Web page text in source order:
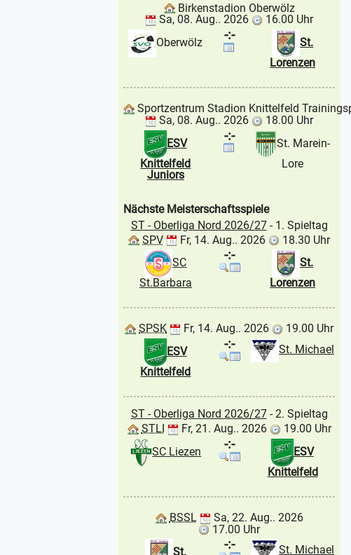
Birkenstadion Oberwölz
Sa, 08. Aug.. 2026
16.00 Uhr
Oberwölz
St.
Lorenzen
-:-
Sportzentrum Stadion Knittelfeld
Sa, 08. Aug.. 2026
18.00 Uhr
ESV
Knittelfeld
Juniors
St. Marein-
Lore
-:-
Nächste Meisterschaftsspiele
ST - Oberliga Nord 2026/27- 1. Spieltag
SPV
Fr, 14. Aug.. 2026
18.30 Uhr
SC
St.Barbara
St.
Lorenzen
-:-
SPSK Fr, 14. Aug.. 2026
19.00 Uhr
ESV
Knittelfeld
St. Michael
-:-
ST - Oberliga Nord 2026/27- 2. Spieltag
STLI
Fr, 21. Aug.. 2026
19.00 Uhr
SC Liezen
ESV
Knittelfeld
-:-
BSSL
Sa, 22. Aug.. 2026
17.00 Uhr
St.
St. Michael
-:-